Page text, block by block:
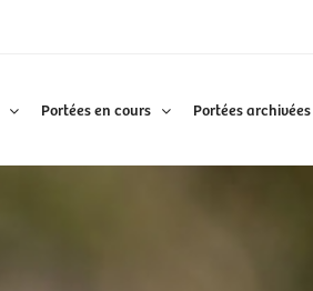
Portées en cours Portées archivées